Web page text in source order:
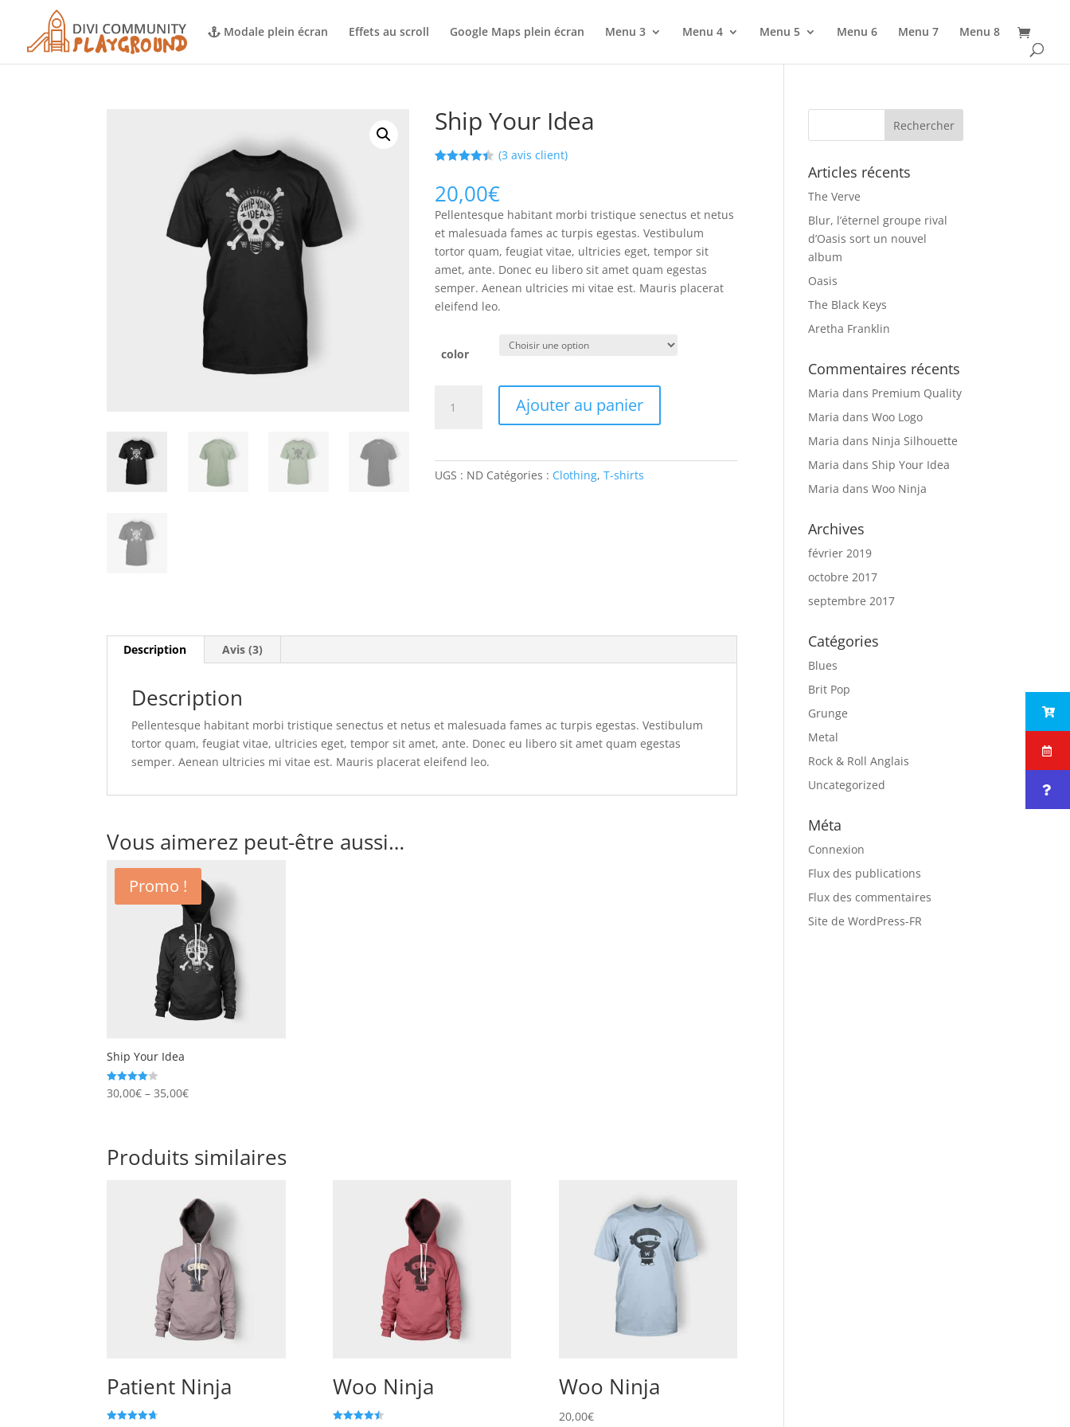
Modale plein écran Effets au scroll Google Maps plein écran Menu 3 Menu 4 Menu 5 Menu 6 Menu 7 Menu 8
Ship Your Idea
basé sur
notations
client
(3 avis client)
20,00€
Pellentesque habitant morbi tristique senectus et netus
et malesuada fames ac turpis egestas. Vestibulum
tortor quam, feugiat vitae, ultricies eget, tempor sit
amet, ante. Donec eu libero sit amet quam egestas
semper. Aenean ultricies mi vitae est. Mauris placerat
eleifend leo.
color
Ajouter au panier
UGS : ND Catégories : Clothing,T-shirts
Description Avis (3)
Description
Pellentesque habitant morbi tristique senectus et netus et malesuada fames ac turpis egestas. Vestibulum
tortor quam, feugiat vitae, ultricies eget, tempor sit amet, ante. Donec eu libero sit amet quam egestas
semper. Aenean ultricies mi vitae est. Mauris placerat eleifend leo.
Vous aimerez peut-être aussi…
Promo !
Ship Your Idea
Note
4.00
30,00€ –35,00€
Produits similaires
Patient Ninja Woo Ninja Woo Ninja
20,00€
Articles récents
The Verve
Blur, l’éternel groupe rival
d’Oasis sort un nouvel
album
Oasis
The Black Keys
Aretha Franklin
Commentaires récents
Maria dans Premium Quality
Maria dansWoo Logo
Maria dans Ninja Silhouette
Maria dansShip Your Idea
Maria dansWoo Ninja
Archives
février 2019
octobre 2017
septembre 2017
Catégories
Blues
Brit Pop
Grunge
Metal
Rock & Roll Anglais
Uncategorized
Méta
Connexion
Flux des publications
Flux des commentaires
Site de WordPress-FR